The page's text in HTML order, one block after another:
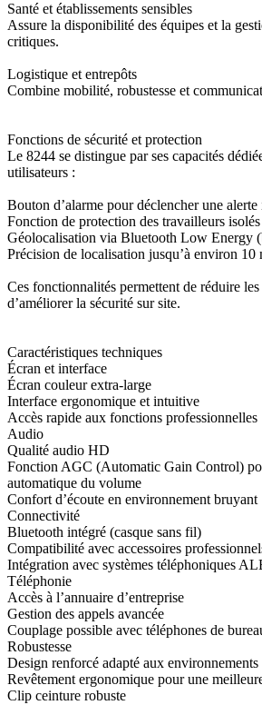
Santé et établissements sensibles
Assure la disponibilité des équipes et la
critiques.
Logistique et entrepôts
Combine mobilité, robustesse et
Fonctions de sécurité et protection
Le 8244 se distingue par ses capacités
utilisateurs :
Bouton d’alarme pour déclencher une alerte
Fonction de protection des travailleurs isolés
Géolocalisation via Bluetooth Low Energy
Précision de localisation jusqu’à environ 10
Ces fonctionnalités permettent de réduire
d’améliorer la sécurité sur site.
Caractéristiques techniques
Écran et interface
Écran couleur extra-large
Interface ergonomique et intuitive
Accès rapide aux fonctions professionnelles
Audio
Qualité audio HD
Fonction AGC (Automatic Gain Control)
automatique du volume
Confort d’écoute en environnement bruyant
Connectivité
Bluetooth intégré (casque sans fil)
Compatibilité avec accessoires
Intégration avec systèmes téléphoniques
Téléphonie
Accès à l’annuaire d’entreprise
Gestion des appels avancée
Couplage possible avec téléphones de
Robustesse
Design renforcé adapté aux
Revêtement ergonomique pour une
Clip ceinture robuste